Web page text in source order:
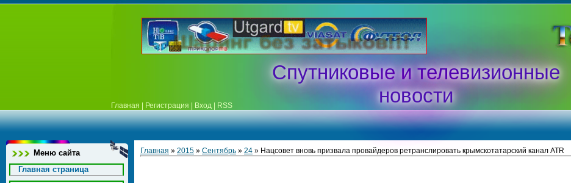
Спутниковые и телевизионные
новости
Главная Регистрация Вход RSS
Меню сайта
Главная страница
Главная » 2015 » Сентябрь » 24 » Нацсовет вновь призвала провайдеров ретранслировать крымскотатарский канал АТR